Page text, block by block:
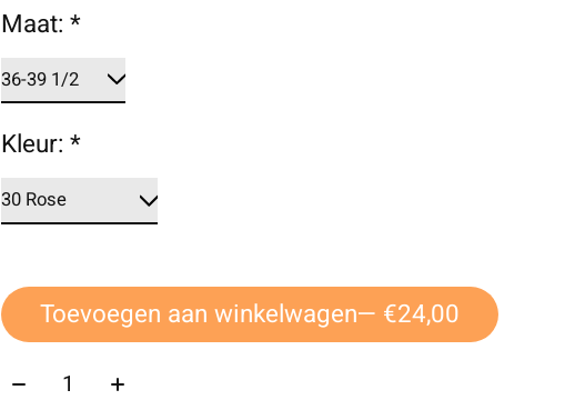
Maat:*
Kleur:*
Toevoegen aan winkelwagen
— €24,00
Aantal: